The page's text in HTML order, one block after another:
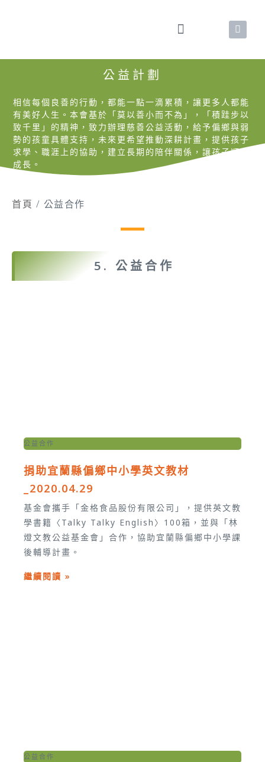
公益計劃
相信每個良善的行動，都能一點一滴累積，讓更多人都能
有美好人生。本會基於「莫以善小而不為」，「積跬步以
致千里」的精神，致力辦理慈善公益活動，給予偏鄉與弱
勢的孩童具體支持，未來更希望推動深耕計畫，提供孩子
求學、職涯上的協助，建立長期的陪伴關係，讓孩子順利
成長。
首頁 / 公益合作
5. 公益合作
公益合作
捐助宜蘭縣偏鄉中小學英文教材
_2020.04.29
基金會攜手「金格食品股份有限公司」，提供英文教
學書籍〈Talky Talky English〉100箱，並與「林
燈文教公益基金會」合作，協助宜蘭縣偏鄉中小學課
後輔導計畫。
繼續閱讀 »
公益合作